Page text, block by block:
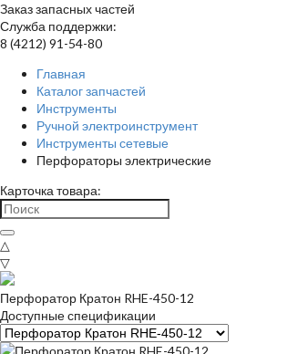
Заказ запасных частей
Служба поддержки:
8 (4212) 91-54-80
Главная
Каталог запчастей
Инструменты
Ручной электроинструмент
Инструменты сетевые
Перфораторы электрические
Карточка товара:
△
▽
Перфоратор Кратон RHE-450-12
Доступные спецификации